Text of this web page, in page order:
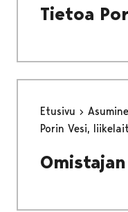
Tietoa
Etusivu
Porin Vesi,